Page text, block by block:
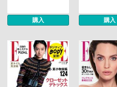
購入 購入